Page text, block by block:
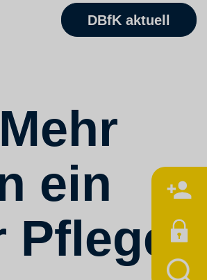
DBfK aktuell
ein